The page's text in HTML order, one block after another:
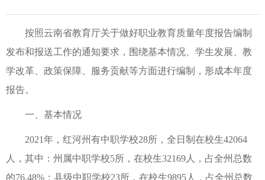
按照云南省教育厅关于做好职业教育质量年度报告编制
发布和报送工作的通知要求，围绕基本情况、学生发展、教
学改革、政策保障、服务贡献等方面进行编制，形成本年度
报告。
一、基本情况
2021年，红河州有中职学校28所，全日制在校生42064
人，其中：州属中职学校5所，在校生32169人，占全州总数
的76.48%；县级中职学校23所，在校生9895人，占全州总数